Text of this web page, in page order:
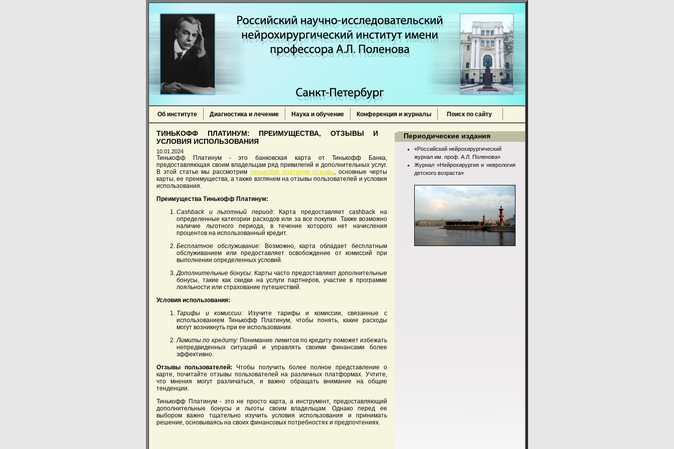
Об институте Диагностика и лечение Наука и обучение Конференция и журналы Поиск по сайту
ТИНЬКОФФ ПЛАТИНУМ: ПРЕИМУЩЕСТВА, ОТЗЫВЫ И
УСЛОВИЯ ИСПОЛЬЗОВАНИЯ
10.01.2024
Тинькофф Платинум - это банковская карта от Тинькофф Банка,
предоставляющая своим владельцам ряд привилегий и дополнительных услуг.
В этой статье мы рассмотрим тинькофф платинум отзывы, основные черты
карты, ее преимущества, а также взглянем на отзывы пользователей и условия
использования.
Преимущества Тинькофф Платинум:
Cashback и льготный период:Карта предоставляет cashback на
определенные категории расходов или за все покупки. Также возможно
наличие льготного периода, в течение которого нет начисления
процентов на использованный кредит.
Бесплатное обслуживание:Возможно, карта обладает бесплатным
обслуживанием или предоставляет освобождение от комиссий при
выполнении определенных условий.
Дополнительные бонусы: Карты часто предоставляют дополнительные
бонусы, такие как скидки на услуги партнеров, участие в программе
лояльности или страхование путешествий.
Условия использования:
Тарифы и комиссии: Изучите тарифы и комиссии, связанные с
использованием Тинькофф Платинум, чтобы понять, какие расходы
могут возникнуть при ее использовании.
Лимиты по кредиту:Понимание лимитов по кредиту поможет избежать
непредвиденных ситуаций и управлять своими финансами более
эффективно.
Отзывы пользователей: Чтобы получить более полное представление о
карте, почитайте отзывы пользователей на различных платформах. Учтите,
что мнения могут различаться, и важно обращать внимание на общие
тенденции.
Тинькофф Платинум - это не просто карта, а инструмент, предоставляющий
дополнительные бонусы и льготы своим владельцам. Однако перед ее
выбором важно тщательно изучить условия использования и принимать
решение, основываясь на своих финансовых потребностях и предпочтениях.
Периодические издания
«Российский нейрохирургический
журнал им. проф. А.Л. Поленова»
Журнал «Нейрохирургия и неврология
детского возраста»